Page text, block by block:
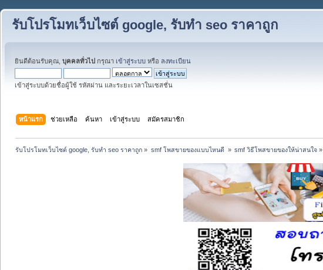
รับโปรโมทเว็บไซต์ google, รับทำ seo ราคาถูก
ยินดีต้อนรับคุณ, บุคคลทั่วไป กรุณา เข้าสู่ระบบ หรือ ลงทะเบียน
เข้าสู่ระบบด้วยชื่อผู้ใช้ รหัสผ่าน และระยะเวลาในเซสชั่น
หน้าแรก ช่วยเหลือ ค้นหา เข้าสู่ระบบ สมัครสมาชิก
รับโปรโมทเว็บไซต์ google, รับทำ seo ราคาถูก » smf โพสขายของแบบไหนดี » smf วิธีโพสขายของให้น่าสนใจ»